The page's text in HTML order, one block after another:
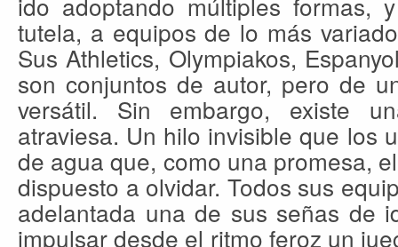
tutela, a equipos de lo más
Sus Athletics, Olympiakos,
son conjuntos de autor, pero de
versátil. Sin embargo, existe
atraviesa. Un hilo invisible que los
de agua que, como una promesa,
dispuesto a olvidar. Todos sus
adelantada una de sus señas de
impulsar desde el ritmo feroz un